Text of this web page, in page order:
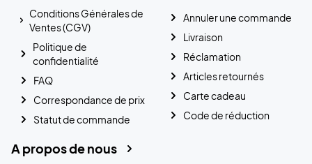
Conditions Générales de
Ventes (CGV)
Politique de
confidentialité
FAQ
Correspondance de prix
Statut de commande
Annuler une commande
Livraison
Réclamation
Articles retournés
Carte cadeau
Code de réduction
A propos de nous